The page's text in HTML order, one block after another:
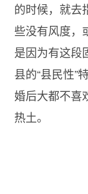
的时候，就去
些没有风度，
是因为有这段
县的“县民性”
婚后大都不喜
热土。